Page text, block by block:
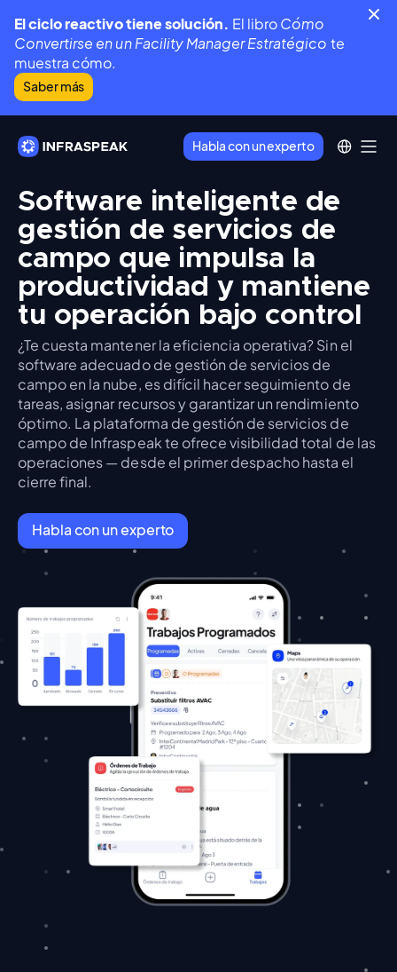
El ciclo reactivo tiene solución. El libroCómo
Convertirse en un Facility Manager Estratégico te
muestra cómo.
Saber más
Habla con un experto
Software inteligente de
gestión de servicios de
campo que impulsa la
productividad y mantiene
tu operación bajo control
¿Te cuesta mantener la eficiencia operativa? Sin el
software adecuado de gestión de servicios de
campo en la nube, es difícil hacer seguimiento de
tareas, asignar recursos y garantizar un rendimiento
óptimo. La plataforma de gestión de servicios de
campo de Infraspeak te ofrece visibilidad total de las
operaciones — desde el primer despacho hasta el
cierre final.
Habla con un experto